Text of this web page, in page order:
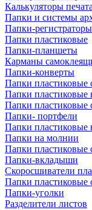
Калькуляторы
Папки и системы
Папки-регистраторы
Папки пластиковые
Папки-планшеты
Карманы
Папки-конверты
Папки пластиковые
Папки пластиковые
Папки пластиковые
Папки- портфели
Папки пластиковые
Папки на молнии
Папки пластиковые
Папки-вкладыши
Скоросшиватели
Папки пластиковые
Папки-уголки
Разделители листов